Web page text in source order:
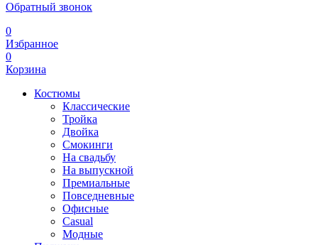
Обратный звонок
0
Избранное
0
Корзина
Костюмы
Классические
Тройка
Двойка
Смокинги
На свадьбу
На выпускной
Премиальные
Повседневные
Офисные
Casual
Модные